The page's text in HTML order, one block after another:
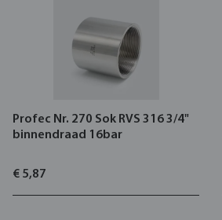
Profec Nr. 270 Sok RVS 316 3/4"
binnendraad 16bar
€ 5,87